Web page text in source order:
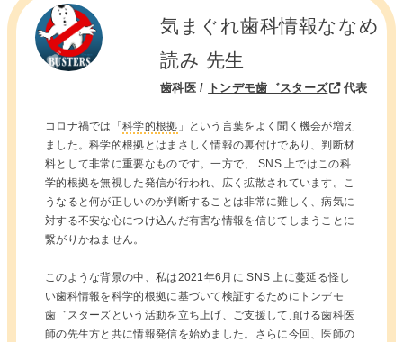
気まぐれ歯科情報ななめ
読み 先生
歯科医 / トンデモ歯゛スターズ 代表
コロナ禍では「科学的根拠 」という言葉をよく聞く機会が増え
ました。科学的根拠とはまさしく情報の裏付けであり、判断材
料として非常に重要なものです。一方で、 SNS 上ではこの科
学的根拠を無視した発信が行われ、広く拡散されています。こ
うなると何が正しいのか判断することは非常に難しく、病気に
対する不安な心につけ込んだ有害な情報を信じてしまうことに
繋がりかねません。
このような背景の中、私は2021年6月に SNS 上に蔓延る怪し
い歯科情報を科学的根拠に基づいて検証するためにトンデモ
歯゛スターズという活動を立ち上げ、ご支援して頂ける歯科医
師の先生方と共に情報発信を始めました。さらに今回、医師の